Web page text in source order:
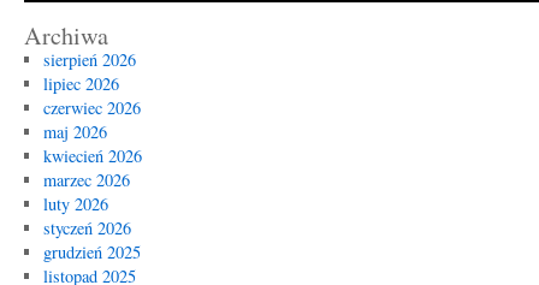
Archiwa
sierpień 2026
lipiec 2026
czerwiec 2026
maj 2026
kwiecień 2026
marzec 2026
luty 2026
styczeń 2026
grudzień 2025
listopad 2025